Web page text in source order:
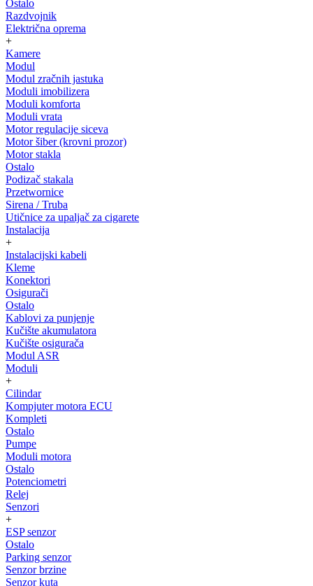
Ostalo
Razdvojnik
Električna oprema
+
Kamere
Modul
Modul zračnih jastuka
Moduli imobilizera
Moduli komforta
Moduli vrata
Motor regulacije siceva
Motor šiber (krovni prozor)
Motor stakla
Ostalo
Podizač stakala
Przetwornice
Sirena / Truba
Utičnice za upaljač za cigarete
Instalacija
+
Instalacijski kabeli
Kleme
Konektori
Osigurači
Ostalo
Kablovi za punjenje
Kučište akumulatora
Kučište osigurača
Modul ASR
Moduli
+
Cilindar
Kompjuter motora ECU
Kompleti
Ostalo
Pumpe
Moduli motora
Ostalo
Potenciometri
Relej
Senzori
+
ESP senzor
Ostalo
Parking senzor
Senzor brzine
Senzor kuta